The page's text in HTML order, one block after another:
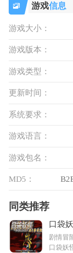
游戏信息
游戏大小：
游戏版本：
游戏类型：
更新时间：
系统要求：
游戏语言：
游戏包名：
MD5：
同类推荐
口袋
剧情冒